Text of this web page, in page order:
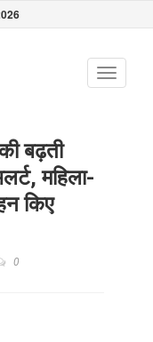
Toggle
बढ़ती
महिला-
किए
0